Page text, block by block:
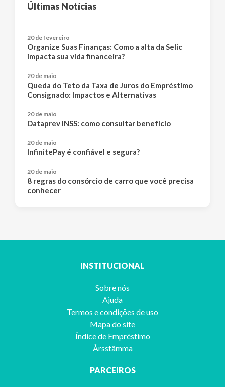
Últimas Notícias
20 de fevereiro
Organize Suas Finanças: Como a alta da Selic
impacta sua vida financeira?
20 de maio
Queda do Teto da Taxa de Juros do Empréstimo
Consignado: Impactos e Alternativas
20 de maio
Dataprev INSS: como consultar benefício
20 de maio
InfinitePay é confiável e segura?
20 de maio
8 regras do consórcio de carro que você precisa
conhecer
INSTITUCIONAL
Sobre nós
Ajuda
Termos e condições de uso
Mapa do site
Índice de Empréstimo
Årsstämma
PARCEIROS